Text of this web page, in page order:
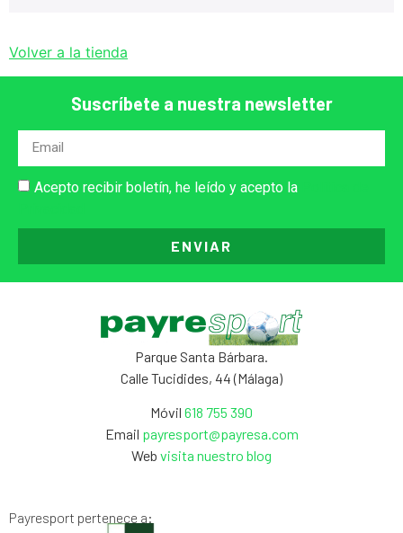
Volver a la tienda
Suscríbete a nuestra newsletter
Acepto recibir boletín, he leído y acepto la
ENVIAR
Parque Santa Bárbara.
Calle Tucidides, 44 (Málaga)
Móvil 618 755 390
Email payresport@payresa.com
Web visita nuestro blog
Payresport pertenece a: